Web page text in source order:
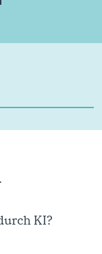
KI?